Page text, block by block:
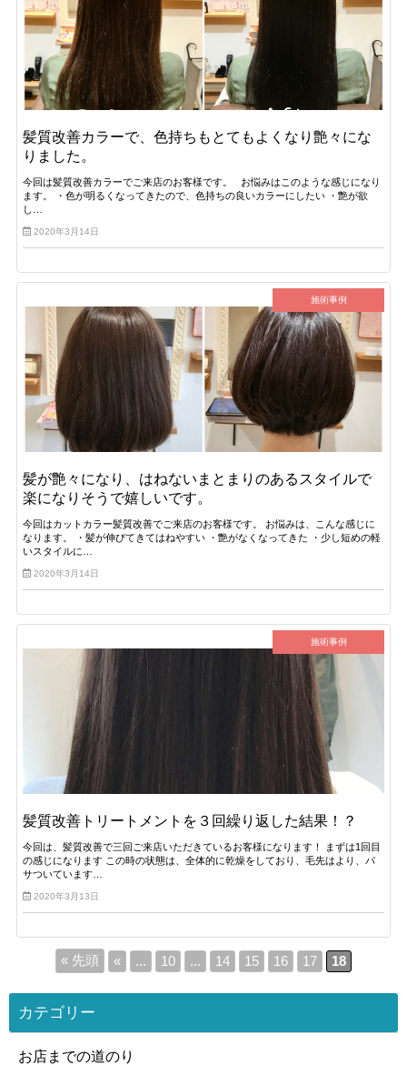
髪質改善カラーで、色持ちもとてもよくなり艶々にな
りました。
今回は髪質改善カラーでご来店のお客様です。 お悩みはこのような感じになり
ます。 ・色が明るくなってきたので、色持ちの良いカラーにしたい ・艶が欲
し…
2020年3月14日
施術事例
髪が艶々になり、はねないまとまりのあるスタイルで
楽になりそうで嬉しいです。
今回はカットカラー髪質改善でご来店のお客様です。 お悩みは、こんな感じに
なります。 ・髪が伸びてきてはねやすい ・艶がなくなってきた ・少し短めの軽
いスタイルに…
2020年3月14日
施術事例
髪質改善トリートメントを３回繰り返した結果！？
今回は、髪質改善で三回ご来店いただきているお客様になります！ まずは1回目
の感じになります この時の状態は、全体的に乾燥をしており、毛先はより、パ
サついています…
2020年3月13日
« 先頭 « ... 10 ... 14 15 16 17 18
カテゴリー
お店までの道のり